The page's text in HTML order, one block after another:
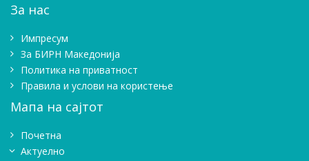
За нас
Импресум
Зa БИРН Македонија
Политика на приватност
Правила и услови на користење
Мапа на сајтот
Почетна
Актуелно